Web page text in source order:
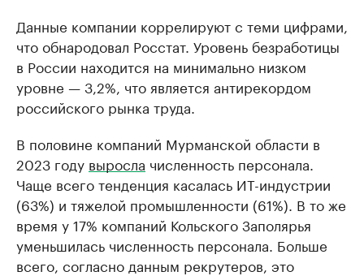
Данные компании коррелируют с теми цифрами,
что обнародовал Росстат. Уровень безработицы
в России находится на минимально низком
уровне — 3,2%, что является антирекордом
российского рынка труда.
В половине компаний Мурманской области в
2023 году выросла численность персонала.
Чаще всего тенденция касалась ИТ-индустрии
(63%) и тяжелой промышленности (61%). В то же
время у 17% компаний Кольского Заполярья
уменьшилась численность персонала. Больше
всего, согласно данным рекрутеров, это